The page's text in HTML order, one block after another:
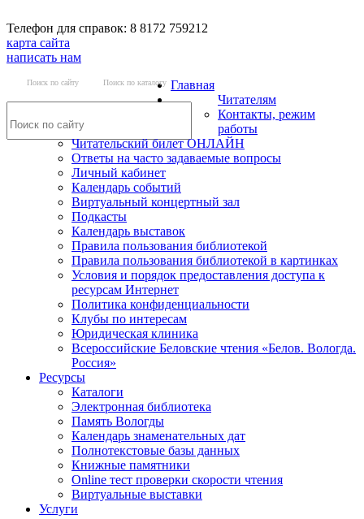
Телефон для справок: 8 8172 759212
карта сайта
написать нам
Поиск по сайту Поиск по каталогу Главная
Читателям
Контакты, режим
работы
Читательский билет ОНЛАЙН
Ответы на часто задаваемые вопросы
Личный кабинет
Календарь событий
Виртуальный концертный зал
Подкасты
Календарь выставок
Правила пользования библиотекой
Правила пользования библиотекой в картинках
Условия и порядок предоставления доступа к
ресурсам Интернет
Политика конфиденциальности
Клубы по интересам
Юридическая клиника
Всероссийские Беловские чтения «Белов. Вологда.
Россия»
Ресурсы
Каталоги
Электронная библиотека
Память Вологды
Календарь знаменательных дат
Полнотекстовые базы данных
Книжные памятники
Online тест проверки скорости чтения
Виртуальные выставки
Услуги